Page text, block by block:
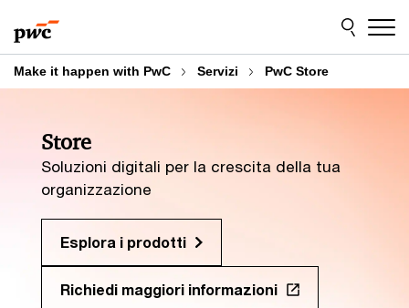
to
content
to
footer
Make it happen with PwC Servizi PwC Store
Soluzioni digitali per la crescita della tua
organizzazione
Store
Esplora i prodotti
Richiedi maggiori informazioni